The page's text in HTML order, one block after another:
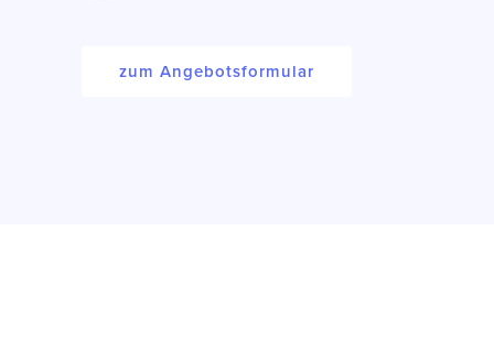
zum Angebotsformular